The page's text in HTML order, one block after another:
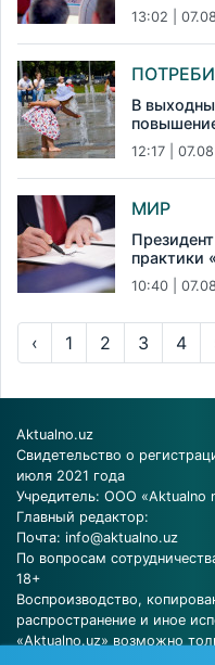
13:02 | 07.08
В
12:17 | 07.08
МИР
практики
10:40 | 07.08
‹ 1 2 3 4
Aktualno.uz
Свидетельство о
июля 2021 года
Учредитель: ООО «Aktualno
Главный редактор:
Почта: info@aktualno.uz
По вопросам
18+
Воспроизводство,
распространение и иное
«Aktualno.uz» возможно